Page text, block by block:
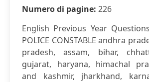
Numero di pagine: 226
English Previous Year
POLICE CONSTABLE andhra
pradesh, assam, bihar,
gujarat, haryana, himachal
and kashmir, jharkhand,